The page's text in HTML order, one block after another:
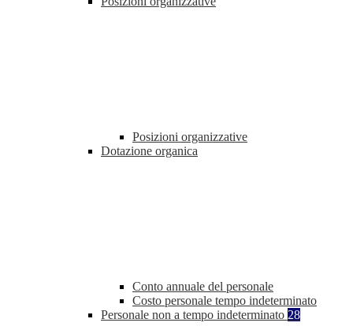
Posizioni organizzative
Dotazione organica
Conto annuale del personale
Costo personale tempo indeterminato
Personale non a tempo indeterminato 28